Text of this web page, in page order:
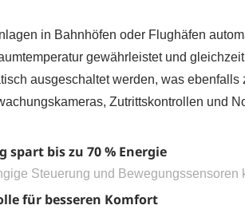
in Bahnhöfen oder Flughäfen
gewährleistet und
ausgeschaltet werden, was
Zutrittskontrollen und
spart bis zu 70 % Energie
Steuerung und
für besseren Komfort